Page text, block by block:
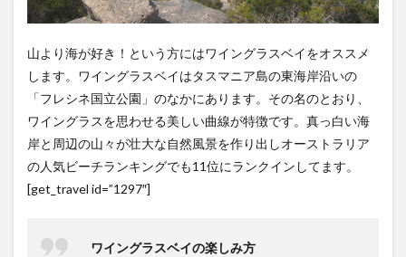
山より海が好き！という方にはワイングラスベイをオススメ
します。ワイングラスベイはタスマニア島の東海岸沿いの
「フレシネ国立公園」のなかにあります。その名のとおり、
ワイングラスを思わせる美しい曲線が特徴です。真っ白い海
岸と周辺の山々が壮大な自然風景を作り出しオーストラリア
の人気ビーチランキングでも11位にランクインしてます。
[get_travel id=”1297″]
ワイングラスベイの楽しみ方